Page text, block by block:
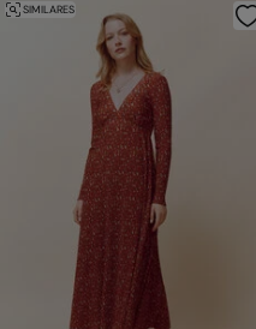
SIMILARES